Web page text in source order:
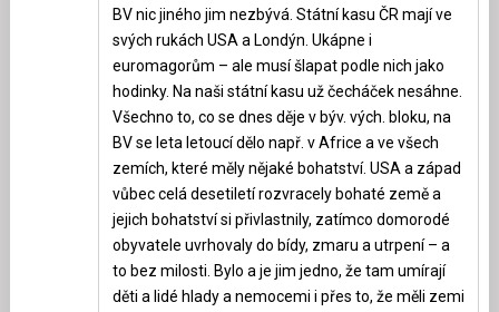
BV nic jiného jim nezbývá. Státní kasu ČR mají ve
svých rukách USA a Londýn. Ukápne i
euromagorům – ale musí šlapat podle nich jako
hodinky. Na naši státní kasu už čecháček nesáhne.
Všechno to, co se dnes děje v býv. vých. bloku, na
BV se leta letoucí dělo např. v Africe a ve všech
zemích, které měly nějaké bohatství. USA a západ
vůbec celá desetiletí rozvracely bohaté země a
jejich bohatství si přivlastnily, zatímco domorodé
obyvatele uvrhovaly do bídy, zmaru a utrpení – a
to bez milosti. Bylo a je jim jedno, že tam umírají
děti a lidé hlady a nemocemi i přes to, že měli zemi